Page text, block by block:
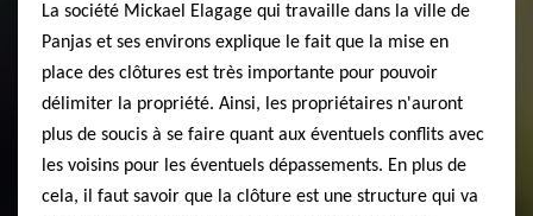
La société Mickael Elagage qui travaille dans la ville de
Panjas et ses environs explique le fait que la mise en
place des clôtures est très importante pour pouvoir
délimiter la propriété. Ainsi, les propriétaires n'auront
plus de soucis à se faire quant aux éventuels conflits avec
les voisins pour les éventuels dépassements. En plus de
cela, il faut savoir que la clôture est une structure qui va